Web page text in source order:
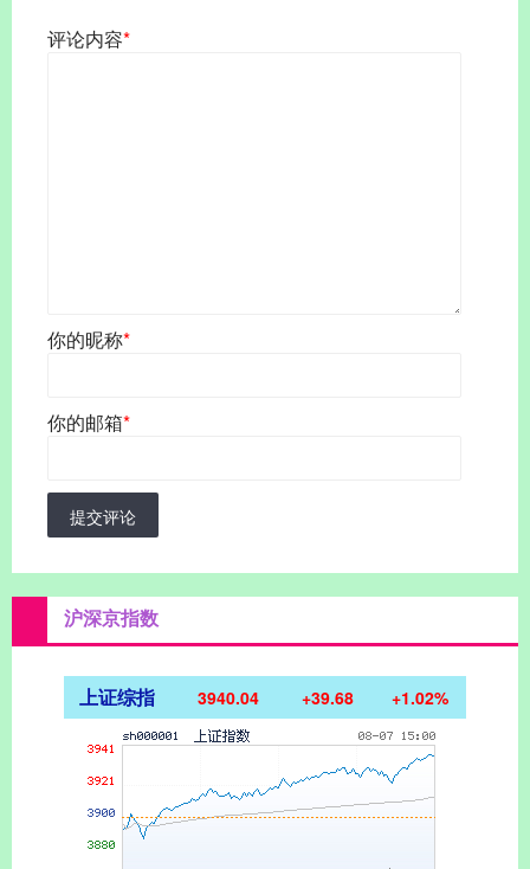
评论内容*
你的昵称*
你的邮箱*
提交评论
沪深京指数
上证综指 3940.04 +39.68 +1.02%